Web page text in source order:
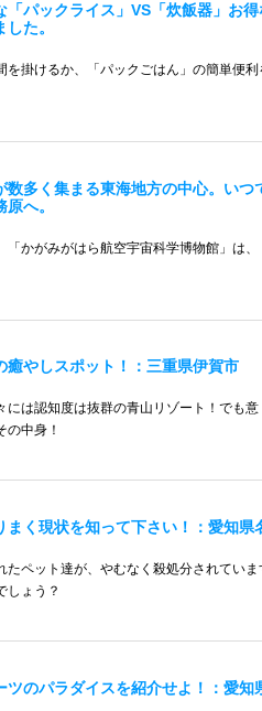
「パックライス」VS「炊飯器」お
た。
を掛けるか、「パックごはん」の簡単便
数多く集まる東海地方の中心。いつ
へ。
「かがみがはら航空宇宙科学博物館」は
癒やしスポット！：三重県伊賀市
には認知度は抜群の青山リゾート！でも意
の中身！
まく現状を知って下さい！：愛知県
たペット達が、やむなく殺処分されてい
しょう？
ツのパラダイスを紹介せよ！：愛知